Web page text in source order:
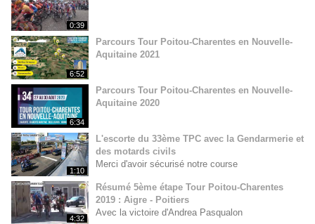
0:39
6:52
Parcours Tour Poitou-Charentes en Nouvelle-
Aquitaine 2021
6:34
Parcours Tour Poitou-Charentes en Nouvelle-
Aquitaine 2020
1:10
L'escorte du 33ème TPC avec la Gendarmerie et
des motards civils
Merci d'avoir sécurisé notre course
4:32
Résumé 5ème étape Tour Poitou-Charentes
2019 : Aigre - Poitiers
Avec la victoire d'Andrea Pasqualon